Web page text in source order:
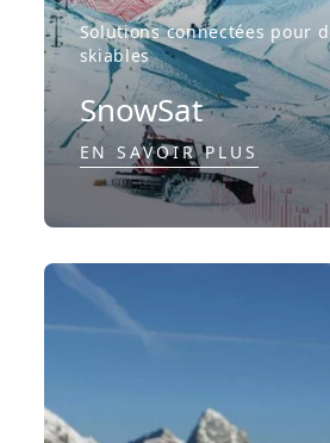
Solutions connectées pour
skiables
SnowSat
EN SAVOIR PLUS